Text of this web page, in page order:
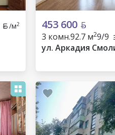
/м2 453 600
3 комн.92.7 м29/9
ул. Аркадия